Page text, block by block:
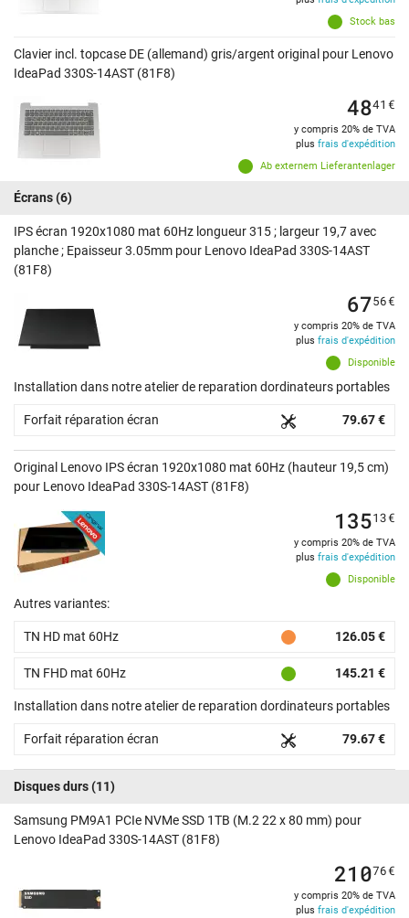
Stock bas
Clavier incl. topcase DE (allemand) gris/argent original pour Lenovo
IdeaPad 330S-14AST (81F8)
Ab externem Lieferantenlager
4841 €
y compris 20% de TVA
plus frais d'expédition
Écrans(6)
IPS écran 1920x1080 mat 60Hz longueur 315 ; largeur 19,7 avec
planche ; Epaisseur 3.05mm pour Lenovo IdeaPad 330S-14AST
(81F8)
Disponible
6756€
y compris 20% de TVA
plus frais d'expédition
Installation dans notre atelier de reparation dordinateurs portables
Forfait réparation écran 79.67 €
Original Lenovo IPS écran 1920x1080 mat 60Hz (hauteur 19,5 cm)
pour Lenovo IdeaPad 330S-14AST (81F8)
Disponible
13513€
y compris 20% de TVA
plus frais d'expédition
Autres variantes:
TN HD mat 60Hz 126.05 €
TN FHD mat 60Hz 145.21 €
Installation dans notre atelier de reparation dordinateurs portables
Forfait réparation écran 79.67 €
Disques durs(11)
Samsung PM9A1 PCIe NVMe SSD 1TB (M.2 22 x 80 mm) pour
Lenovo IdeaPad 330S-14AST (81F8)
21076€
y compris 20% de TVA
plus frais d'expédition